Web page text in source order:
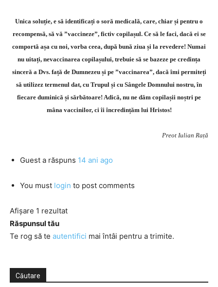
Unica soluție, e să identificați o soră medicală, care, chiar și pentru o
recompensă, să vă ”vaccineze”, fictiv copilașul. Ce să le faci, dacă ei se
comportă așa cu noi, vorba ceea, după bună ziua și la revedere! Numai
nu uitați, nevaccinarea copilașului, trebuie să se bazeze pe credința
sinceră a Dvs. față de Dumnezeu și pe ”vaccinarea”, dacă îmi permiteți
să utilizez termenul dat, cu Trupul și cu Sângele Domnului nostru, în
fiecare duminică și sărbătoare! Adică, nu ne dăm copilașii noștri pe
mâna vaccinilor, ci îi încredințăm lui Hristos!
Preot Iulian Rață
Guest a răspuns 14 ani ago
You must login to post comments
Afișare 1 rezultat
Răspunsul tău
Te rog să te autentifici mai întâi pentru a trimite.
Căutare